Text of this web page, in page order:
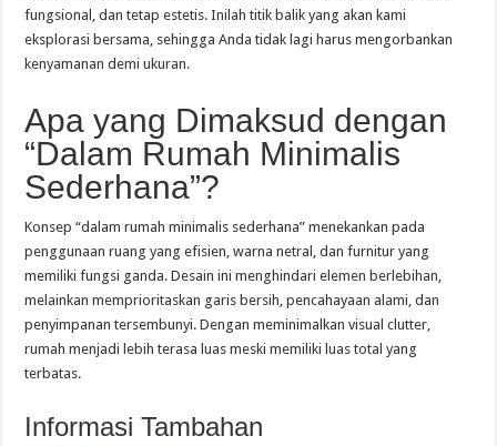
fungsional, dan tetap estetis. Inilah titik balik yang akan kami
eksplorasi bersama, sehingga Anda tidak lagi harus mengorbankan
kenyamanan demi ukuran.
Apa yang Dimaksud dengan
“Dalam Rumah Minimalis
Sederhana”?
Konsep “dalam rumah minimalis sederhana” menekankan pada
penggunaan ruang yang efisien, warna netral, dan furnitur yang
memiliki fungsi ganda. Desain ini menghindari elemen berlebihan,
melainkan memprioritaskan garis bersih, pencahayaan alami, dan
penyimpanan tersembunyi. Dengan meminimalkan visual clutter,
rumah menjadi lebih terasa luas meski memiliki luas total yang
terbatas.
Informasi Tambahan